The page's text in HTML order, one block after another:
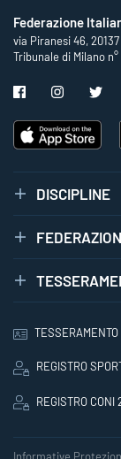
Federazione
via Piranesi 46,
Tribunale di Milano n°
DISCIPLINE
REGISTRO
REGISTRO CONI